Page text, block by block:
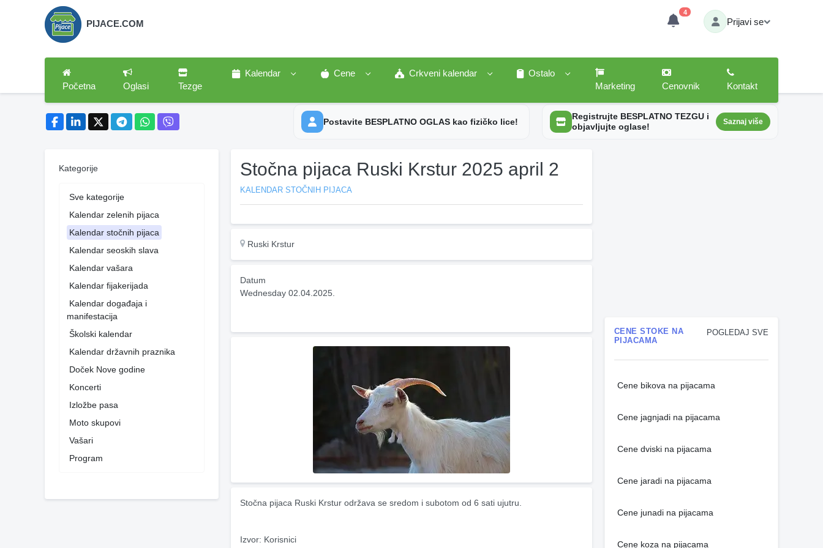
PIJACE.COM
4
Prijavi se
Početna Oglasi Tezge
Kalendar Cene Crkveni kalendar
Ostalo
Marketing
Cenovnik Kontakt
Postavite BESPLATNO OGLAS kao fizičko lice!
Registrujte BESPLATNO TEZGU i
objavljujte oglase!
Saznaj više
Kategorije
Sve kategorije
Kalendar zelenih pijaca
Kalendar stočnih pijaca
Kalendar seoskih slava
Kalendar vašara
Kalendar fijakerijada
Kalendar događaja i
manifestacija
Školski kalendar
Kalendar državnih praznika
Doček Nove godine
Koncerti
Izložbe pasa
Moto skupovi
Vašari
Program
Stočna pijaca Ruski Krstur 2025 april 2
KALENDAR STOČNIH PIJACA
Ruski Krstur
Datum
Wednesday 02.04.2025.
Stočna pijaca Ruski Krstur održava se sredom i subotom od 6 sati ujutru.
Izvor: Korisnici
POGLEDAJ SVE
CENE STOKE NA
PIJACAMA
Cene bikova na pijacama
Cene jagnjadi na pijacama
Cene dviski na pijacama
Cene jaradi na pijacama
Cene junadi na pijacama
Cene koza na pijacama